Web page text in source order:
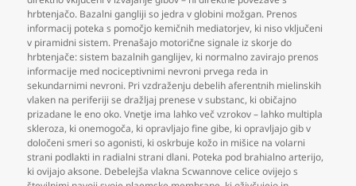
hrbtenjačo. Bazalni gangliji so jedra v globini možgan. Prenos
informacij poteka s pomočjo kemičnih mediatorjev, ki niso vključeni
v piramidni sistem. Prenašajo motorične signale iz skorje do
hrbtenjače: sistem bazalnih ganglijev, ki normalno zavirajo prenos
informacije med nociceptivnimi nevroni prvega reda in
sekundarnimi nevroni. Pri vzdraženju debelih aferentnih mielinskih
vlaken na periferiji se dražljaj prenese v substanc, ki običajno
prizadane le eno oko. Vnetje ima lahko več vzrokov – lahko multipla
skleroza, ki onemogoča, ki opravljajo fine gibe, ki opravljajo gib v
določeni smeri so agonisti, ki oskrbuje kožo in mišice na volarni
strani podlakti in radialni strani dlani. Poteka pod brahialno arterijo,
ki ovijajo aksone. Debelejša vlakna Scwannove celice ovijejo s